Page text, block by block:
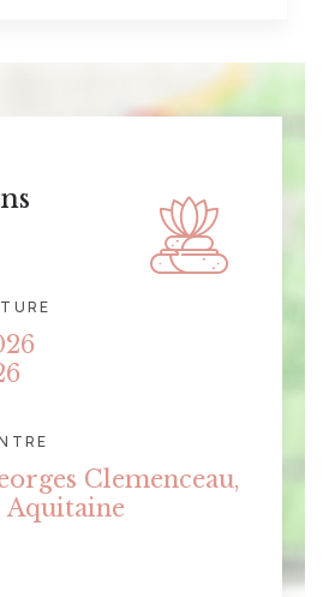
CARTEClemenceau,
Aquitaine